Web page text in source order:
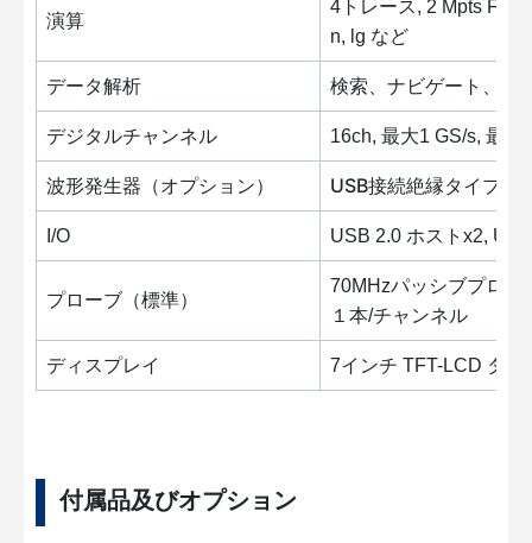
演算
4トレース, 2 Mpts FFT,
n, lg など
データ解析 検索、ナビゲート、ヒ
デジタルチャンネル 16ch, 最大1 GS/s, 最大
波形発生器（オプション） USB接続絶縁タイプ,
I/O USB 2.0 ホストx2,
プローブ（標準）
70MHzパッシブプロ
１本/チャンネル
ディスプレイ 7インチ TFT-LCD タ
付属品及びオプション